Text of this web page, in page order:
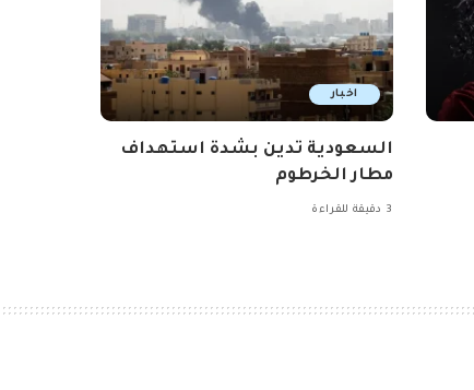
اخبار
السعودية تدين بشدة استهداف
مطار الخرطوم
3 دقيقة للقراءة